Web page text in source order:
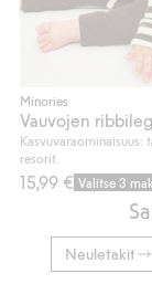
Minories
Vauvojen
Kasvuvaraominaisuus:
resorit.
15,99 € Valitse 3
Neuletakit